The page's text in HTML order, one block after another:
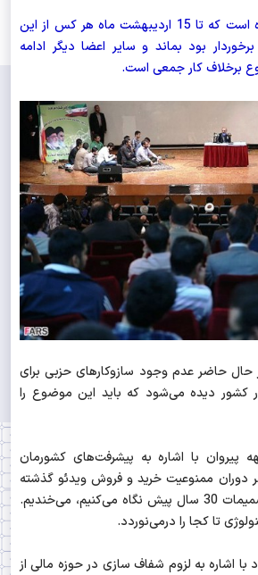
وی تاکید کرد: مقرر شده است که تا 15 اردیبهشت ماه هر کس از این
برخوردار بود بماند و سایر اعضا دیگر ادامه
برخلاف کار جمعی است.
حاضر عدم وجود سازوکارهای حزبی برای
کشور دیده می‌شود که باید این موضوع را
پیروان با اشاره به پیشرفت‌های کشورمان
دوران ممنوعیت خرید و فروش ویدئو گذشته
است و الان وقتی به تصمیمات 30 سال پیش نگاه می‌کنیم، می‌خندیم.
تا کجا را درمی‌نوردد.
اشاره به لزوم شفاف سازی در حوزه مالی از